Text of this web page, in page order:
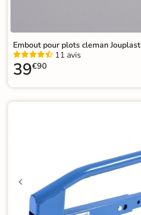
Embout pour plots cleman Jouplast
11 avis
39€90